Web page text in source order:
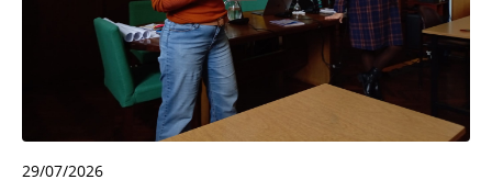
29/07/2026